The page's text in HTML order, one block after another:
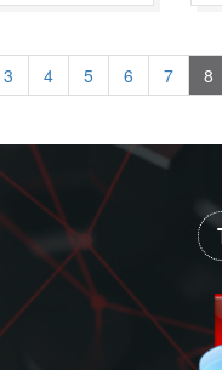
3 4 5 6 7 8